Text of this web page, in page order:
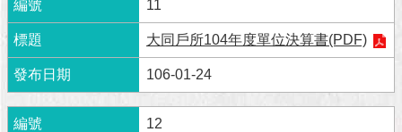
詞
彙
台
通
11
大同戶所104年度單位決算書(PDF)
106-01-24
12